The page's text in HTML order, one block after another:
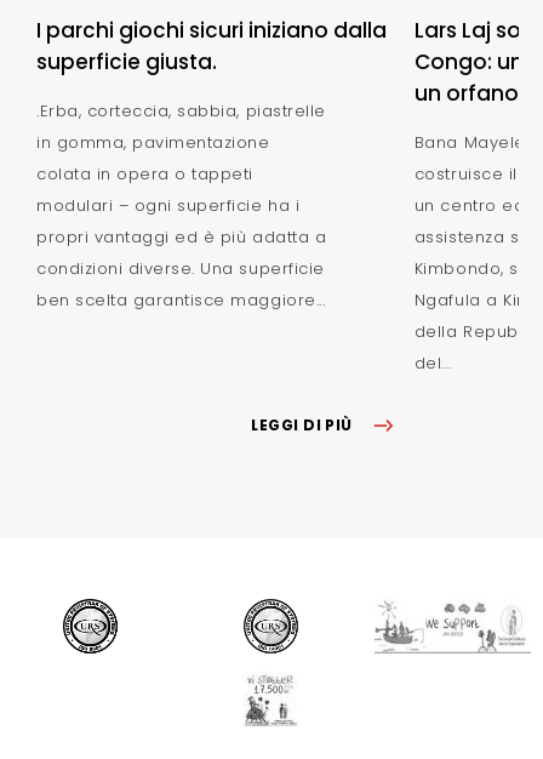
I parchi giochi sicuri iniziano dalla
superficie giusta.
.Erba, corteccia, sabbia, piastrelle
in gomma, pavimentazione
colata in opera o tappeti
modulari – ogni superficie ha i
propri vantaggi ed è più adatta a
condizioni diverse. Una superficie
ben scelta garantisce maggiore...
LEGGI DI PIÙ
Lars Laj
Congo: un
un
Bana Mayele
costruisce il
un centro
assistenza
Kimbondo,
Ngafula a
della
del...